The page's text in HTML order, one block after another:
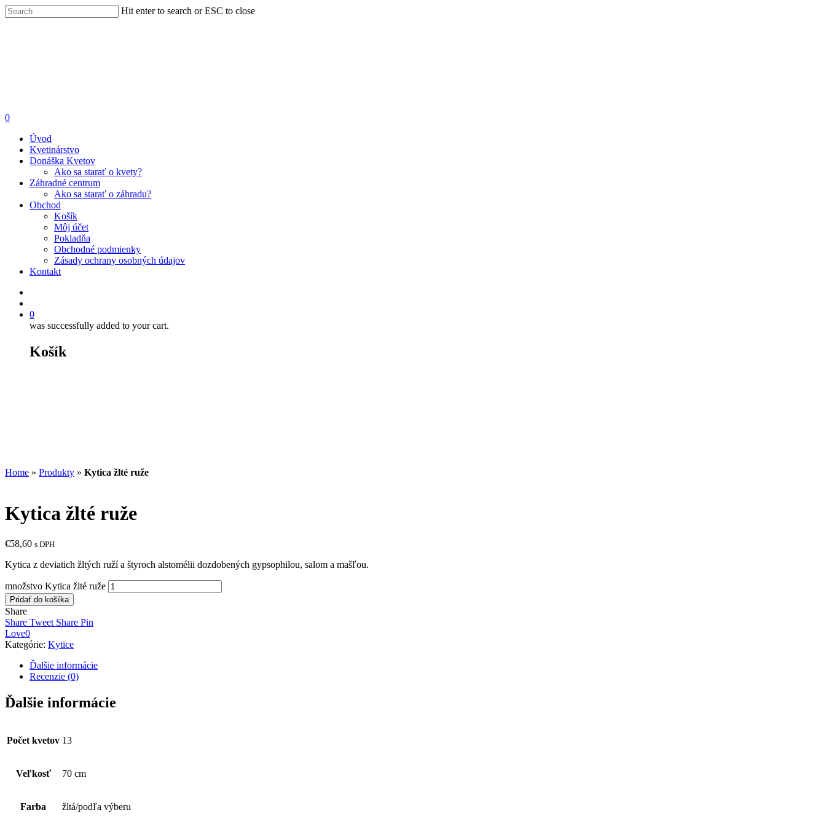
Hit enter to search or ESC to close
0
Úvod
Kvetinárstvo
Donáška Kvetov
Ako sa starať o kvety?
Záhradné centrum
Ako sa starať o záhradu?
Obchod
Košík
Môj účet
Pokladňa
Obchodné podmienky
Zásady ochrany osobných údajov
Kontakt
0
was successfully added to your cart.
Košík
Home » Produkty » Kytica žlté ruže
Kytica žlté ruže
€58,60 s DPH
Kytica z deviatich žltých ruží a štyroch alstomélii dozdobených gypsophilou, salom a mašľou.
množstvo Kytica žlté ruže
Pridať do košíka
Share
Share Tweet Share Pin
Love0
Kategórie: Kytice
Ďalšie informácie
Recenzie (0)
Ďalšie informácie
Počet kvetov 13
Veľkosť 70 cm
Farba žltá/podľa výberu